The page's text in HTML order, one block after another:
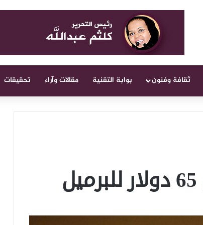
ثقافة وفنون بوابة التقنية مقالات وآراء تحقيقات